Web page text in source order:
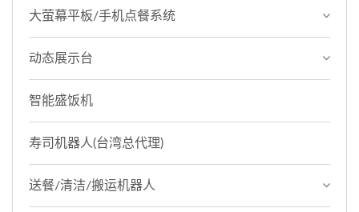
大萤幕平板/手机点餐系统
动态展示台
智能盛饭机
寿司机器人(台湾总代理)
送餐/清洁/搬运机器人